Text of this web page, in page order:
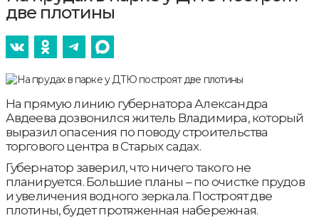
две плотины
На прямую линию губернатора Александра
Авдеева дозвонился житель Владимира, который
выразил опасения по поводу строительства
торгового центра в Старых садах.
Губернатор заверил, что ничего такого не
планируется. Большие планы – по очистке прудов
и увеличения водного зеркала. Построят две
плотины, будет протяженная набережная.